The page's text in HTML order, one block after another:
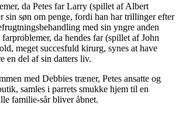
da Petes far Larry (spillet af Albert
sin søn om penge, fordi han har trillinger efter
med sin yngre anden
da hendes far (spillet af John
meget succesfuld kirurg, synes at have
en del af sin datters liv.
med Debbies træner, Petes ansatte og
samles i parrets smukke hjem til en
familie-sår bliver åbnet.